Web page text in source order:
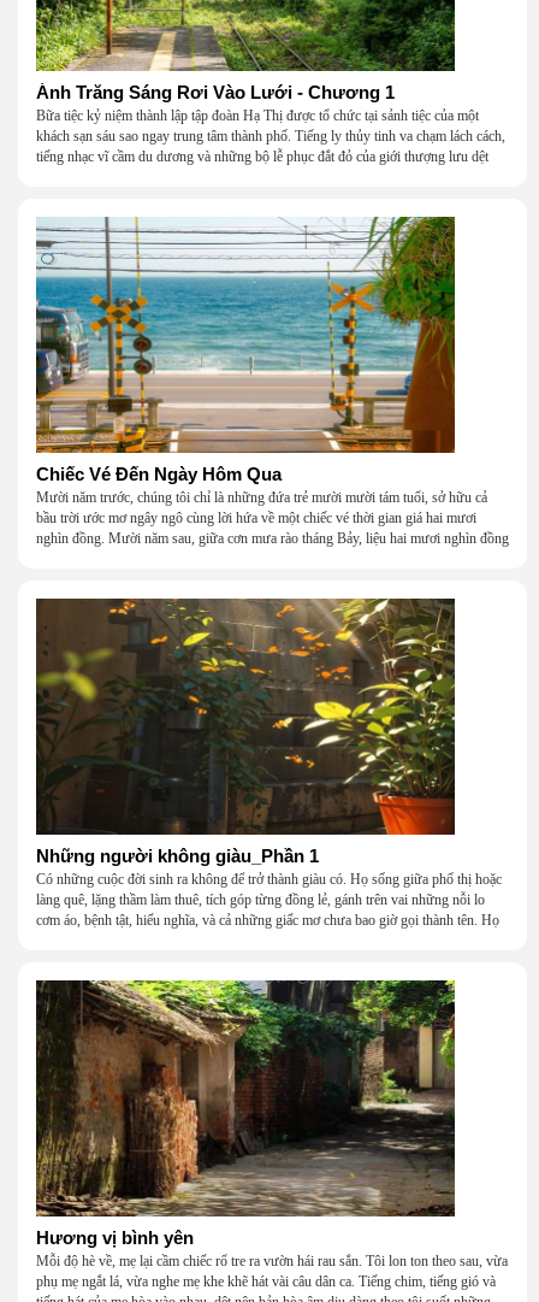
Ánh Trăng Sáng Rơi Vào Lưới - Chương 1
Bữa tiệc kỷ niệm thành lập tập đoàn Hạ Thị được tổ chức tại sảnh tiệc của một
khách sạn sáu sao ngay trung tâm thành phố. Tiếng ly thủy tinh va chạm lách cách,
tiếng nhạc vĩ cầm du dương và những bộ lễ phục đắt đỏ của giới thượng lưu dệt
Chiếc Vé Đến Ngày Hôm Qua
Mười năm trước, chúng tôi chỉ là những đứa trẻ mười mười tám tuổi, sở hữu cả
bầu trời ước mơ ngây ngô cùng lời hứa về một chiếc vé thời gian giá hai mươi
nghìn đồng. Mười năm sau, giữa cơn mưa rào tháng Bảy, liệu hai mươi nghìn đồng
Những người không giàu_Phần 1
Có những cuộc đời sinh ra không để trở thành giàu có. Họ sống giữa phố thị hoặc
làng quê, lặng thầm làm thuê, tích góp từng đồng lẻ, gánh trên vai những nỗi lo
cơm áo, bệnh tật, hiếu nghĩa, và cả những giấc mơ chưa bao giờ gọi thành tên. Họ
một mái nhà bằng lòng thương, bằng sự nhẫn nại và một niềm tin cũ kỹ rằng: dẫu
nghèo đến đâu, cũng còn có nhau để quay về.
Hương vị bình yên
Mỗi độ hè về, mẹ lại cầm chiếc rổ tre ra vườn hái rau sắn. Tôi lon ton theo sau, vừa
phụ mẹ ngắt lá, vừa nghe mẹ khe khẽ hát vài câu dân ca. Tiếng chim, tiếng gió và